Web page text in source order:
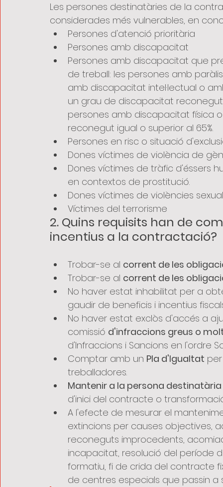
Les persones destinatàries de la
considerades més vulnerables, en
Persones d'atenció prioritària
Persones amb discapacitat
Persones amb discapacitat que
de treball: les persones amb
amb discapacitat intel·lectual o
un grau de discapacitat reconegut
persones amb discapacitat física
reconegut igual o superior al 65%.
Persones en risc o situació
Dones víctimes de violència de
Dones víctimes de tràfic d'éssers
en contextos de prostitució.
Dones víctimes de violències
Víctimes del terrorisme
2. Quins requisits han de
incentius a la contractació?
Trobar-se al corrent de les
Trobar-se al corrent de les
No haver estat inhabilitat per a
gaudir de beneficis i incentius
No haver estat exclòs d'accés a
comissió d'infraccions greus o
d'Infraccions i Sancions en l'ordre
Comptar amb un Pla d'Igualtat
treballadores.
Mantenir a la persona
d'inici del contracte o
A l'efecte de mesurar el
extincions per causes objectives,
reconeguts improcedents,
incapacitat, resolució del període
formatiu, fi de crida del contracte
de centres especials que passin